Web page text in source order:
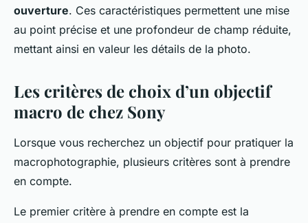
ouverture. Ces caractéristiques permettent une mise
au point précise et une profondeur de champ réduite,
mettant ainsi en valeur les détails de la photo.
Les critères de choix d’un objectif
macro de chez Sony
Lorsque vous recherchez un objectif pour pratiquer la
macrophotographie, plusieurs critères sont à prendre
en compte.
Le premier critère à prendre en compte est la